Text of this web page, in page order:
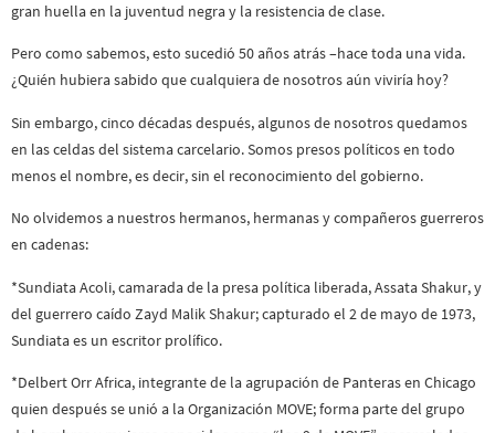
gran huella en la juventud negra y la resistencia de clase.
Pero como sabemos, esto sucedió 50 años atrás –hace toda una vida.
¿Quién hubiera sabido que cualquiera de nosotros aún viviría hoy?
Sin embargo, cinco décadas después, algunos de nosotros quedamos
en las celdas del sistema carcelario. Somos presos políticos en todo
menos el nombre, es decir, sin el reconocimiento del gobierno.
No olvidemos a nuestros hermanos, hermanas y compañeros guerreros
en cadenas:
*Sundiata Acoli, camarada de la presa política liberada, Assata Shakur, y
del guerrero caído Zayd Malik Shakur; capturado el 2 de mayo de 1973,
Sundiata es un escritor prolífico.
*Delbert Orr Africa, integrante de la agrupación de Panteras en Chicago
quien después se unió a la Organización MOVE; forma parte del grupo